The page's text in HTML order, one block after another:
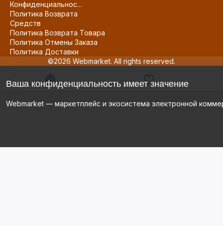
Конфиденциальнос...
Политика Возврата
Средств
Политика Возврата Товара
Политика Отмены Заказа
Политика Доставки
©2026 Webmarket. All rights reserved.
Ваша конфиденциальность имеет значение
Webmarket — маркетплейс и экосистема электронной